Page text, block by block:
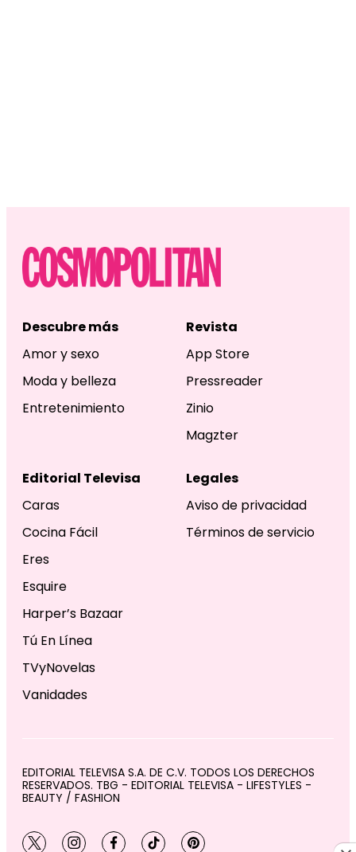
Descubre más
Amor y sexo
Moda y belleza
Entretenimiento
Revista
App Store
Pressreader
Zinio
Magzter
Editorial Televisa
Caras
Cocina Fácil
Eres
Esquire
Harper’s Bazaar
Tú En Línea
TVyNovelas
Vanidades
Legales
Aviso de privacidad
Términos de servicio
EDITORIAL TELEVISA S.A. DE C.V. TODOS LOS DERECHOS
RESERVADOS. TBG - EDITORIAL TELEVISA - LIFESTYLES -
BEAUTY / FASHION